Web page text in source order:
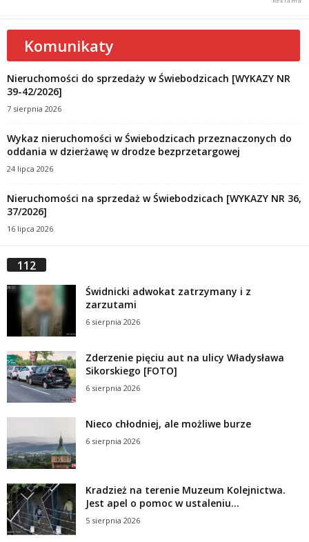
Komunikaty
Nieruchomości do sprzedaży w Świebodzicach [WYKAZY NR
39-42/2026]
7 sierpnia 2026
Wykaz nieruchomości w Świebodzicach przeznaczonych do
oddania w dzierżawę w drodze bezprzetargowej
24 lipca 2026
Nieruchomości na sprzedaż w Świebodzicach [WYKAZY NR 36,
37/2026]
16 lipca 2026
112
Świdnicki adwokat zatrzymany i z
zarzutami
6 sierpnia 2026
Zderzenie pięciu aut na ulicy Władysława
Sikorskiego [FOTO]
6 sierpnia 2026
Nieco chłodniej, ale możliwe burze
6 sierpnia 2026
Kradzież na terenie Muzeum Kolejnictwa.
Jest apel o pomoc w ustaleniu...
5 sierpnia 2026